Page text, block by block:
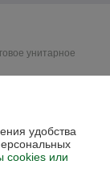
унитарное
удобства
cookies или